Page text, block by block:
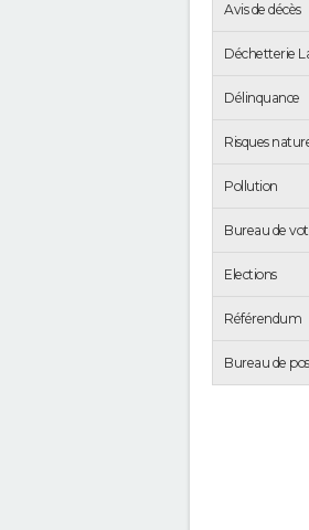
Avis de décès
Déchetterie
Délinquance
Risques
Pollution
Bureau de
Elections
Référendum
Bureau de